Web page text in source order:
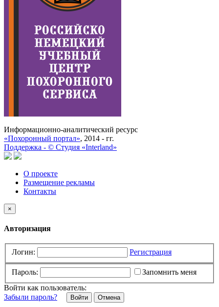
Информационно-аналитический ресурс
«Похоронный портал», 2014 - гг.
Поддержка - © Cтудия «Interland»
О проекте
Размещение рекламы
Контакты
×
Авторизация
Логин: Регистрация
Пароль:
Запомнить меня
Войти как пользователь:
Забыли пароль?
Отмена